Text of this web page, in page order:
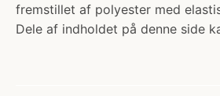
fremstillet af polyester med
Dele af indholdet på denne side